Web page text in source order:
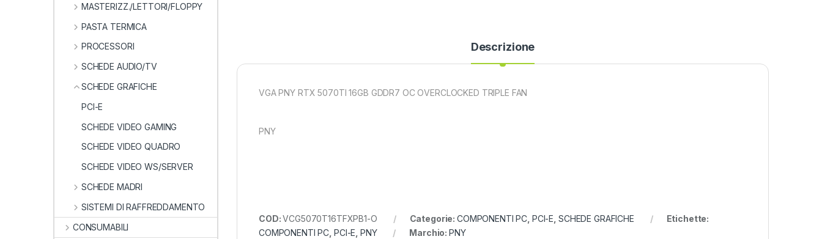
Descrizione
VGA PNY RTX 5070TI 16GB GDDR7 OC OVERCLOCKED TRIPLE FAN
PNY
COD:VCG5070T16TFXPB1-O Categorie: COMPONENTI PC, PCI-E, SCHEDE GRAFICHE
Etichette:
COMPONENTI PC, PCI-E, PNY Marchio:PNY
MASTERIZZ./LETTORI/FLOPPY
PASTA TERMICA
PROCESSORI
SCHEDE AUDIO/TV
SCHEDE GRAFICHE
PCI-E
SCHEDE VIDEO GAMING
SCHEDE VIDEO QUADRO
SCHEDE VIDEO WS/SERVER
SCHEDE MADRI
SISTEMI DI RAFFREDDAMENTO
CONSUMABILI